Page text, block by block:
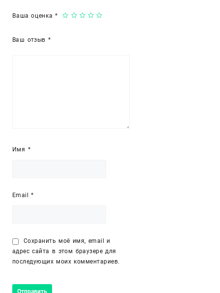
Ваша оценка *
Ваш отзыв *
Имя *
Email*
Сохранить моё имя, email и
адрес сайта в этом браузере для
последующих моих комментариев.